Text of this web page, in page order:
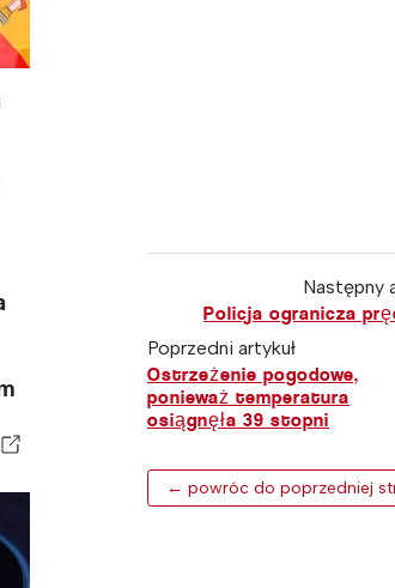
Następny
Policja ogranicza
Poprzedni artykuł
Ostrzeżenie pogodowe,
ponieważ temperatura
osiągnęła 39 stopni
← powróc do poprzedniej